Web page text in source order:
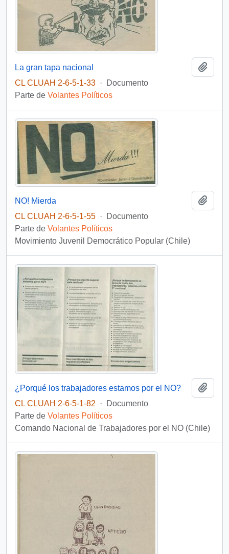
La gran tapa nacional
CL CLUAH 2-6-5-1-33 ·
Documento
Parte de Volantes Políticos
NO! Mierda
CL CLUAH 2-6-5-1-55 ·
Documento
Parte de Volantes Políticos
Movimiento Juvenil Democrático Popular (Chile)
¿Porqué los trabajadores estamos por el NO?
CL CLUAH 2-6-5-1-82
·
Documento
Parte de Volantes Políticos
Comando Nacional de Trabajadores por el NO (Chile)